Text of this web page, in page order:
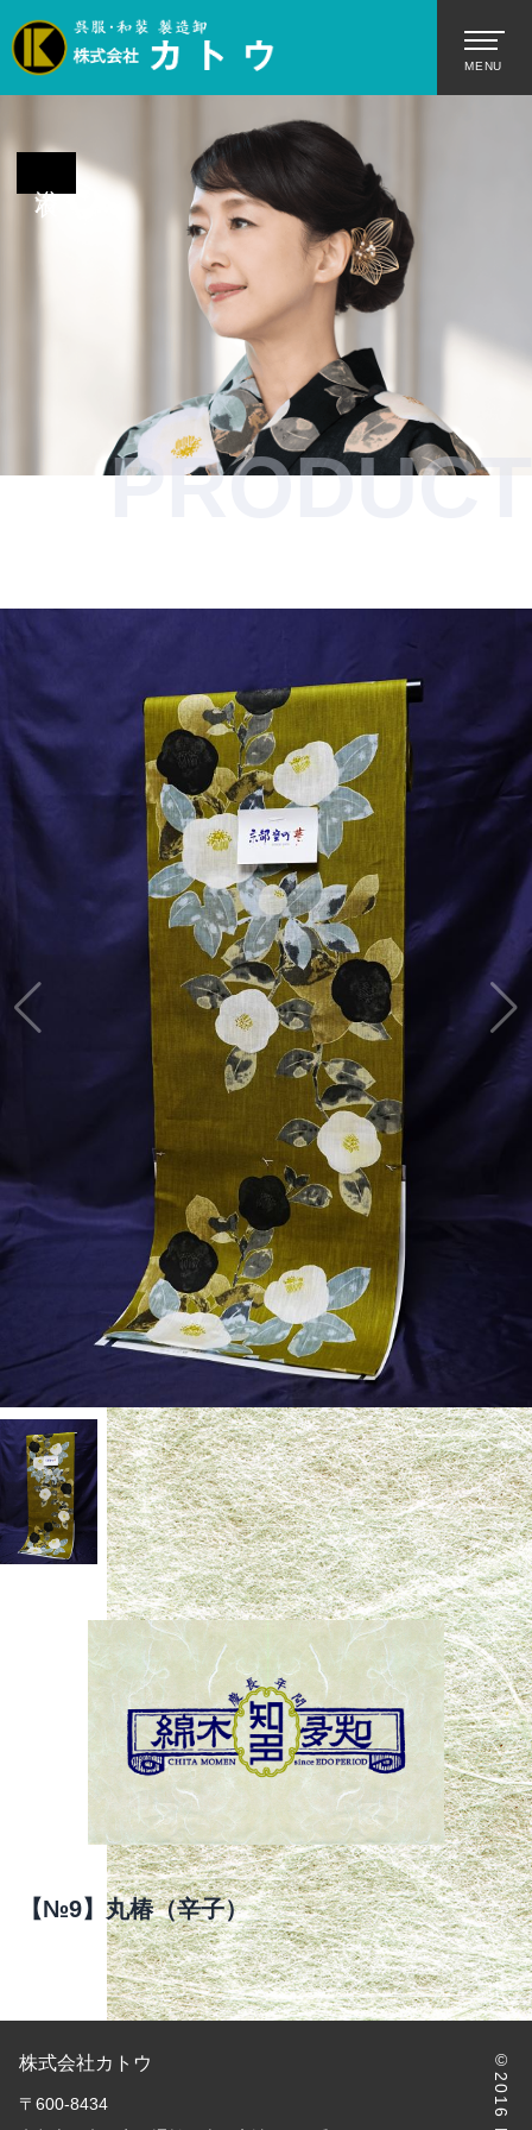
PRODUCT
【№9】丸椿（辛子）
株式会社カトウ
〒600-8434